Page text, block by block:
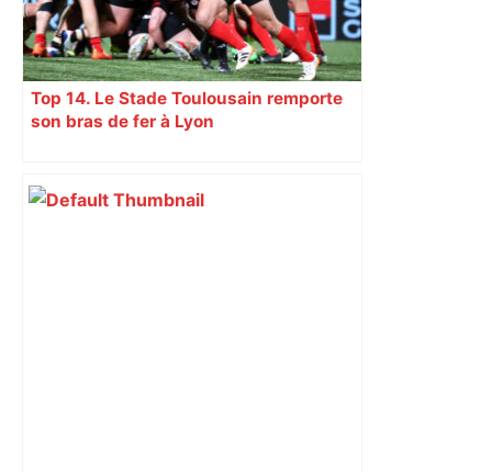
Top 14. Le Stade Toulousain remporte
son bras de fer à Lyon